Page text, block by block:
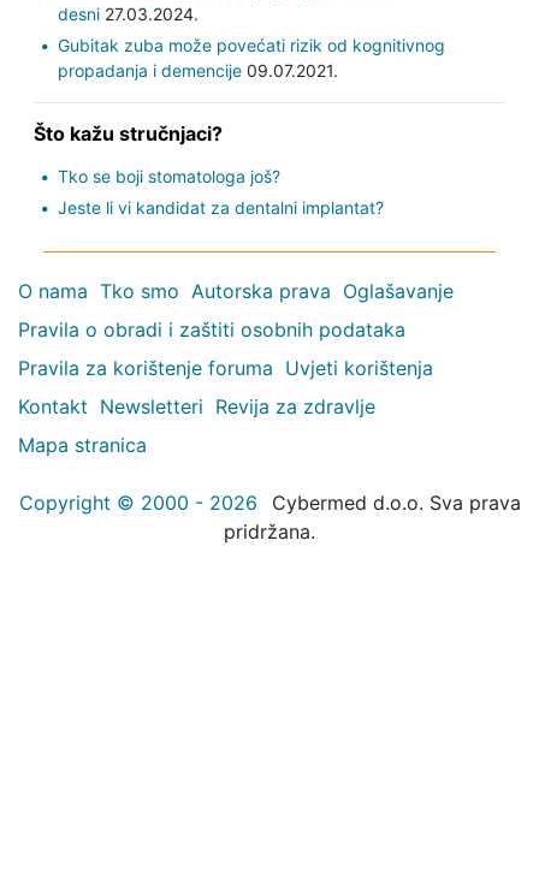
desni27.03.2024.
Gubitak zuba može povećati rizik od kognitivnog
propadanja i demencije09.07.2021.
Što kažu stručnjaci?
Tko se boji stomatologa još?
Jeste li vi kandidat za dentalni implantat?
O nama Tko smo Autorska prava Oglašavanje
Pravila o obradi i zaštiti osobnih podataka
Pravila za korištenje foruma Uvjeti korištenja
Kontakt Newsletteri Revija za zdravlje
Mapa stranica
Copyright © 2000 - 2026
Cybermed d.o.o. Sva prava
pridržana.